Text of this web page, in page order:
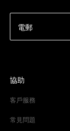
電郵
協助
客戶服務
常見問題